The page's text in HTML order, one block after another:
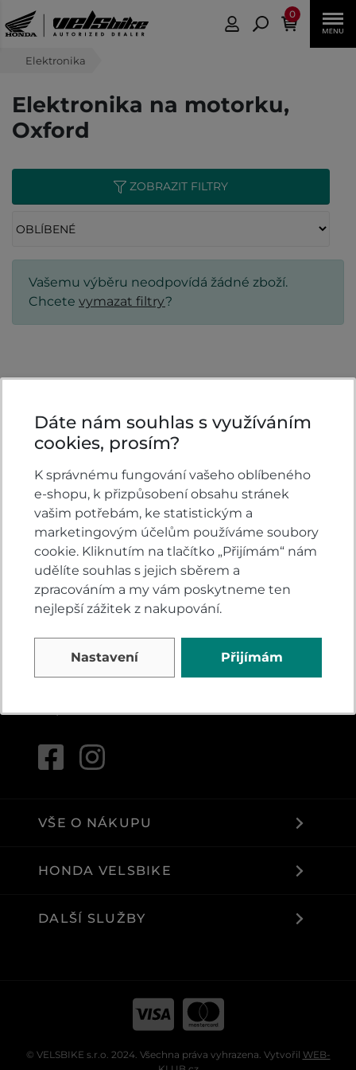
0
Elektronika
Elektronika na motorku,
Oxford
ZOBRAZIT FILTRY
Vašemu výběru neodpovídá žádné zboží.
Chcete vymazat filtry?
KONTAKTY
VELSBIKE s.r.o.
Jinačovice 513
Jinačovice u Brna
664 34
honda@velsbike.cz
Napište nám
VŠE O NÁKUPU
HONDA VELSBIKE
DALŠÍ SLUŽBY
© VELSBIKE s.r.o. 2024. Všechna práva vyhrazena. Vytvořil WEB-
Dáte nám souhlas s využíváním
cookies, prosím?
K správnému fungování vašeho oblíbeného
e-shopu, k přizpůsobení obsahu stránek
vašim potřebám, ke statistickým a
marketingovým účelům používáme soubory
cookie. Kliknutím na tlačítko „Přijímám“ nám
udělíte souhlas s jejich sběrem a
zpracováním a my vám poskytneme ten
nejlepší zážitek z nakupování.
Nastavení Přijímám